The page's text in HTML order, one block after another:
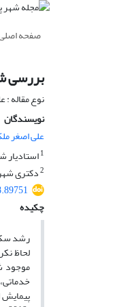
صفحه
بررسی
نوع مقاله
نویسندگان
علی اصغر
1استادیار
2دکتری
چکیده
رشد
لحاظ
موجود